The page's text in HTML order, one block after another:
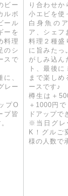
ビー
ルボ
ール
ーを
料理
のシ
スで
、
レー
プO
プ皆
り合わせ
小エビを使
白身魚の
ア、シェフ
料理２種盛
に旨みたっ
がしみ込ん
ト、最後
まで楽し
ースです♪
樽生は＋
＋1000円
ドアップで
※当日グレ
K！グルご
様の人数で